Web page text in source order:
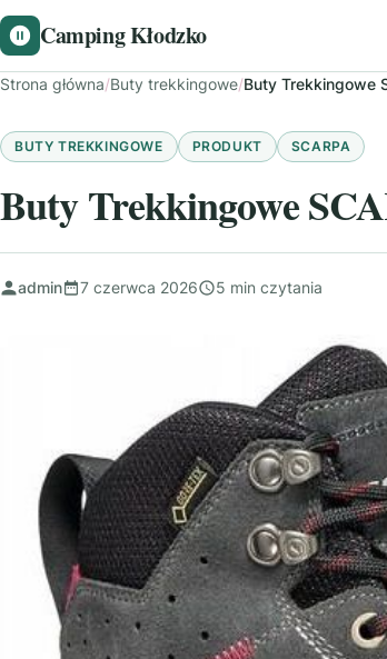
Camping Kłodzko
Strona główna/Buty trekkingowe/Buty Trekkingowe
BUTY TREKKINGOWE PRODUKT SCARPA
Buty Trekkingowe
admin 7 czerwca 2026 5 min czytania